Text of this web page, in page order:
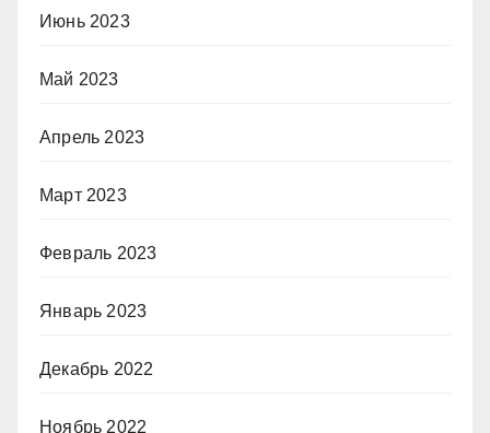
Июнь 2023
Май 2023
Апрель 2023
Март 2023
Февраль 2023
Январь 2023
Декабрь 2022
Ноябрь 2022